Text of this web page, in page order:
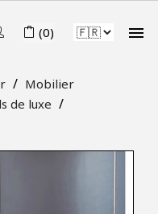
(0) 
Mobilier
de luxe